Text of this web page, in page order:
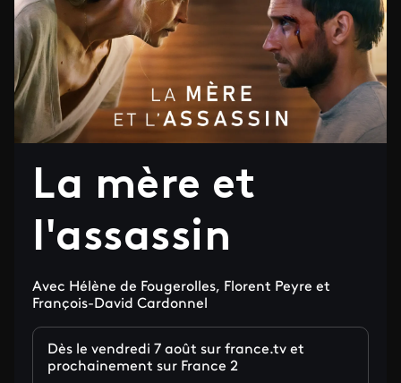
La mère et
l'assassin
Avec Hélène de Fougerolles, Florent Peyre et
François-David Cardonnel
Dès le vendredi 7 août sur france.tv et
prochainement sur France 2